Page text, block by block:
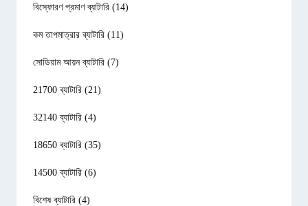
বিস্ফোরণ প্রমাণ ব্যাটারি (14)
কম তাপমাত্রার ব্যাটারি (11)
সোডিয়াম আয়ন ব্যাটারি (7)
21700 ব্যাটারি (21)
32140 ব্যাটারি (4)
18650 ব্যাটারি (35)
14500 ব্যাটারি (6)
বিশেষ ব্যাটারি (4)